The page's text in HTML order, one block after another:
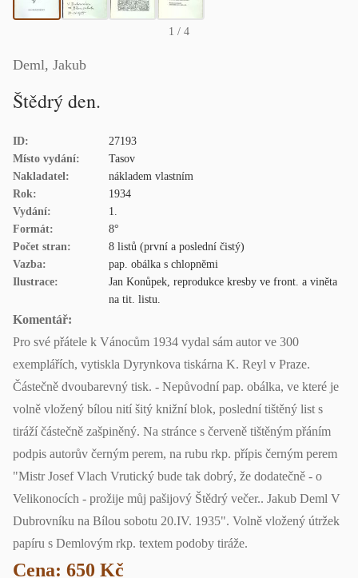
1 / 4
Deml, Jakub
Štědrý den.
ID:
27193
Místo vydání:
Tasov
Nakladatel:
nákladem vlastním
Rok:
1934
Vydání:
1.
Formát:
8°
Počet stran:
8 listů (první a poslední čistý)
Vazba:
pap. obálka s chlopněmi
Ilustrace:
Jan Konůpek, reprodukce kresby ve front. a viněta
na tit. listu.
Komentář:
Pro své přátele k Vánocům 1934 vydal sám autor ve 300
exemplářích, vytiskla Dyrynkova tiskárna K. Reyl v Praze.
Částečně dvoubarevný tisk. - Nepůvodní pap. obálka, ve které je
volně vložený bílou nití šitý knižní blok, poslední tištěný list s
tiráží částečně zašpiněný. Na stránce s červeně tištěným přáním
podpis autorův černým perem, na rubu rkp. přípis černým perem
"Mistr Josef Vlach Vrutický bude tak dobrý, že dodatečně - o
Velikonocích - prožije můj pašijový Štědrý večer.. Jakub Deml V
Dubrovníku na Bílou sobotu 20.IV. 1935". Volně vložený útržek
papíru s Demlovým rkp. textem podoby tiráže.
Cena: 650 Kč